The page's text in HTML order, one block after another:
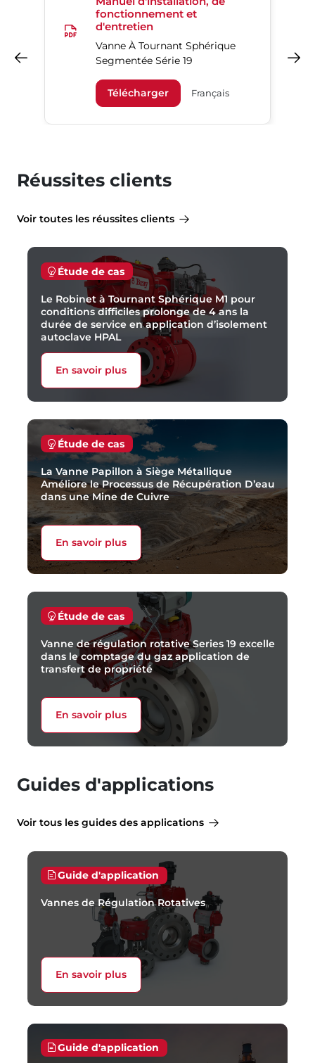
fonctionnement et
d'entretien
Vanne À Tournant Sphérique
Segmentée Série 19
Télécharger Français
Précédent Suivant
Réussites clients
Voir toutes les réussites clients
Étude de cas
Le Robinet à Tournant Sphérique M1 pour
conditions difficiles prolonge de 4 ans la
durée de service en application d’isolement
autoclave HPAL
En savoir plus
Étude de cas
La Vanne Papillon à Siège Métallique
Améliore le Processus de Récupération D’eau
dans une Mine de Cuivre
En savoir plus
Étude de cas
Vanne de régulation rotative Series 19 excelle
dans le comptage du gaz application de
transfert de propriété
En savoir plus
Guides d'applications
Voir tous les guides des applications
Guide d'application
Vannes de Régulation Rotatives
En savoir plus
Guide d'application